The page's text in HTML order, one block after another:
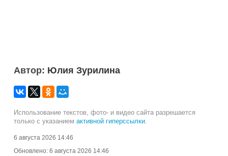
Автор: Юлия Зурилина
Использование текстов, фото- и видео сайта разрешается
только с указанием активной гиперссылки.
6 августа 2026 14:46
Обновлено: 6 августа 2026 14:46